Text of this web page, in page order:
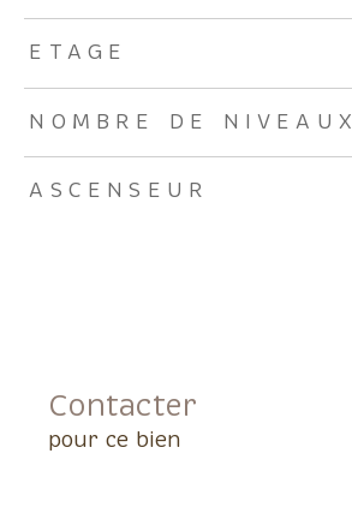
ETAGE
NOMBRE DE NIVEAUX
ASCENSEUR
Contacter
pour ce bien